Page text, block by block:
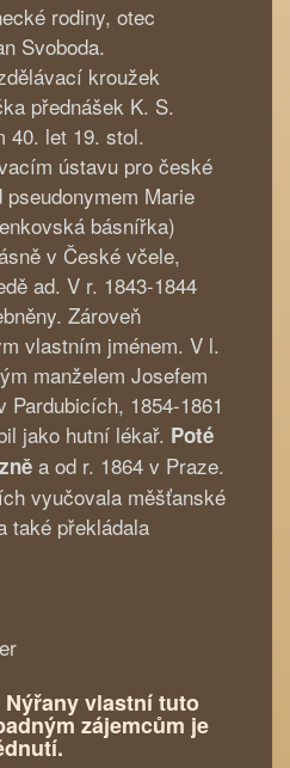
rodiny, otec
Svoboda.
kroužek
přednášek K. S.
40. let 19. stol.
ústavu pro české
Marie
básnířka)
v České včele,
ad. V r. 1843-1844
Zároveň
vlastním jménem. V l.
manželem Josefem
1854-1861
jako hutní lékař. Poté
a od r. 1864 v Praze.
vyučovala měšťanské
také překládala
vlastní tuto
zájemcům je